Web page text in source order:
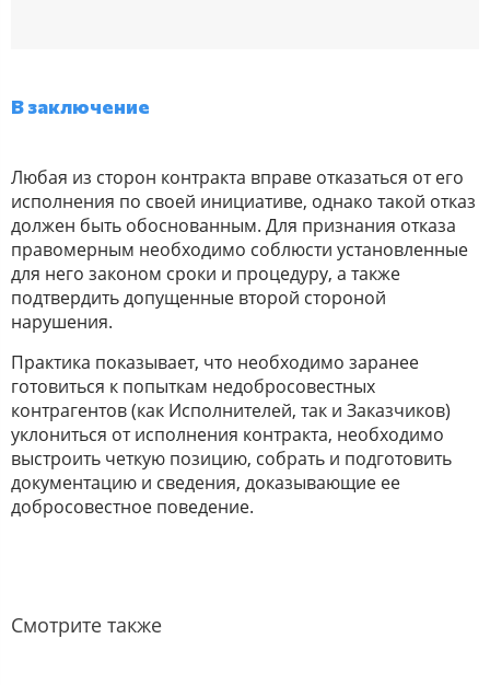
В заключение
Любая из сторон контракта вправе отказаться от его
исполнения по своей инициативе, однако такой отказ
должен быть обоснованным. Для признания отказа
правомерным необходимо соблюсти установленные
для него законом сроки и процедуру, а также
подтвердить допущенные второй стороной
нарушения.
Практика показывает, что необходимо заранее
готовиться к попыткам недобросовестных
контрагентов (как Исполнителей, так и Заказчиков)
уклониться от исполнения контракта, необходимо
выстроить четкую позицию, собрать и подготовить
документацию и сведения, доказывающие ее
добросовестное поведение.
Смотрите также